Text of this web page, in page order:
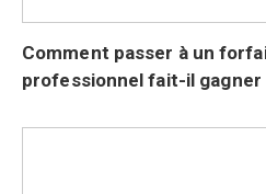
Comment passer à un
professionnel fait-il gagner